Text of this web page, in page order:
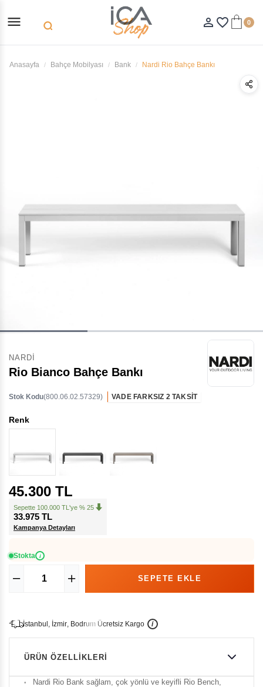
menu search person_outline favorite_border 0
Anasayfa Bahçe Mobilyası Bank Nardi Rio Bahçe Bankı
NARDI
Rio Bianco Bahçe Bankı
(800.06.02.57329)
Stok Kodu VADE FARKSIZ 2 TAKSİT
Renk
45.300 TL
Sepette 100.000 TL'ye % 25
33.975 TL
Kampanya Detayları
Stokta i
İstanbu , İzmir, Bodrum Ücretsiz Kargo i
ÜRÜN ÖZELLIKLERI
Nardi Rio Bank sağlam, çok yönlü ve keyifli Rio Bench,